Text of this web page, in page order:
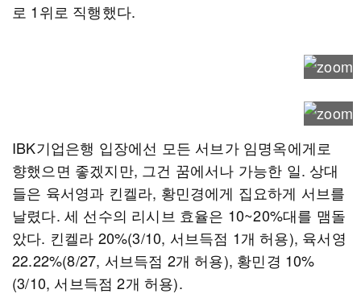
로 1위로 직행했다.
IBK기업은행 입장에선 모든 서브가 임명옥에게로
향했으면 좋겠지만, 그건 꿈에서나 가능한 일. 상대
들은 육서영과 킨켈라, 황민경에게 집요하게 서브를
날렸다. 세 선수의 리시브 효율은 10~20%대를 맴돌
았다. 킨켈라 20%(3/10, 서브득점 1개 허용), 육서영
22.22%(8/27, 서브득점 2개 허용), 황민경 10%
(3/10, 서브득점 2개 허용).